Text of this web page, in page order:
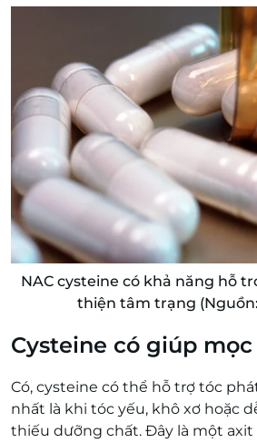
NAC cysteine có khả năng hỗ
thiện tâm trạng
Cysteine có giúp
Có, cysteine có thể hỗ trợ tóc
nhất là khi tóc yếu, khô xơ hoặc
thiếu dưỡng chất. Đây là một